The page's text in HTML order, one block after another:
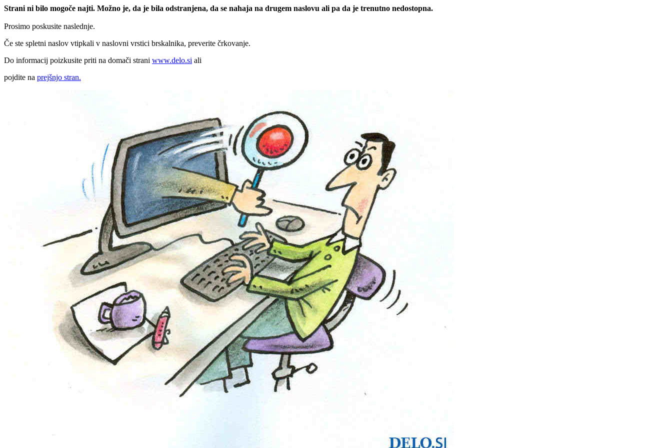
Strani ni bilo mogoče najti. Možno je, da je bila odstranjena, da se nahaja na drugem naslovu ali pa da je trenutno nedostopna.
Prosimo poskusite naslednje.
Če ste spletni naslov vtipkali v naslovni vrstici brskalnika, preverite črkovanje.
Do informacij poizkusite priti na domači strani www.delo.si ali
pojdite na prejšnjo stran.